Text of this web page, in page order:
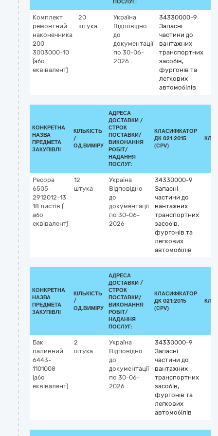
ПОСЛУГ:
Комплект
ремонтний
наконечника
200-
3003000-10
(або
еквівалент)
20
штука
Україна
Відповідно
до
документації
по 30-06-
2026
34330000-9
Запасні
частини до
вантажних
транспортних
засобів,
фургонів та
легкових
автомобілів
КОНКРЕТНА
НАЗВА
ПРЕДМЕТА
ЗАКУПІВЛІ
КІЛЬКІСТЬ
/
ОД.ВИМІРУ
АДРЕСА
ДОСТАВКИ /
СТРОК
ПОСТАВКИ/
ВИКОНАННЯ
РОБІТ/
НАДАННЯ
ПОСЛУГ:
КЛАСИФІКАТОР
ДК 021:2015
(CPV)
Ресора
6505-
2912012-13
18 листів (
або
еквівалент)
12
штука
Україна
Відповідно
до
документації
по 30-06-
2026
34330000-9
Запасні
частини до
вантажних
транспортних
засобів,
фургонів та
легкових
автомобілів
КОНКРЕТНА
НАЗВА
ПРЕДМЕТА
ЗАКУПІВЛІ
КІЛЬКІСТЬ
/
ОД.ВИМІРУ
АДРЕСА
ДОСТАВКИ /
СТРОК
ПОСТАВКИ/
ВИКОНАННЯ
РОБІТ/
НАДАННЯ
ПОСЛУГ:
КЛАСИФІКАТОР
ДК 021:2015
(CPV)
Бак
паливний
6443-
1101008
(або
еквівалент)
2
штука
Україна
Відповідно
до
документації
по 30-06-
2026
34330000-9
Запасні
частини до
вантажних
транспортних
засобів,
фургонів та
легкових
автомобілів